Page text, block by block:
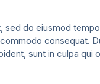
do eiusmod
consequat.
sunt in culpa qui